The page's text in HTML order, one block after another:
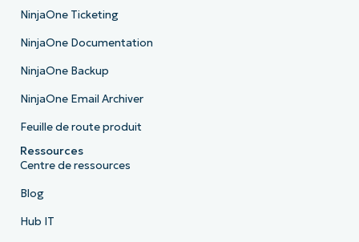
NinjaOne Ticketing
NinjaOne Documentation
NinjaOne Backup
NinjaOne Email Archiver
Feuille de route produit
Ressources
Centre de ressources
Blog
Hub IT